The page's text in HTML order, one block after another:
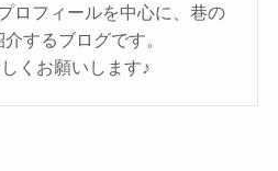
ロフィールを中心に、巷の
するブログです。
くお願いします♪